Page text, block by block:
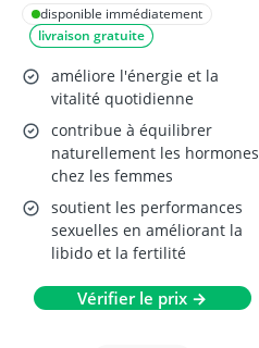
disponible immédiatement
livraison gratuite
améliore l'énergie et la
vitalité quotidienne
contribue à équilibrer
naturellement les hormones
chez les femmes
soutient les performances
sexuelles en améliorant la
libido et la fertilité
Vérifier le prix →